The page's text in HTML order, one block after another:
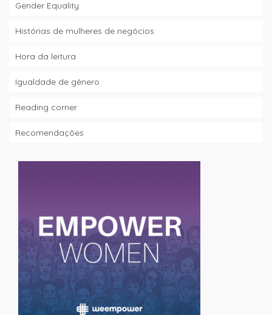
Gender Equality
Histórias de mulheres de negócios
Hora da leitura
Igualdade de gênero
Reading corner
Recomendações